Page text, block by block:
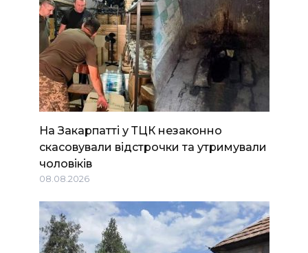
На Закарпатті у ТЦК незаконно
скасовували відстрочки та утримували
чоловіків
08.08.2026